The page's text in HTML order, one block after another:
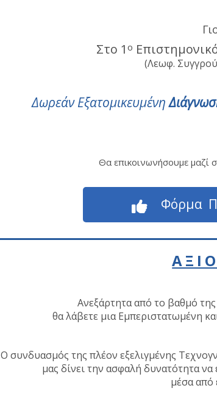
Στο 1 ο
(Λεωφ.
Δωρεάν Εξατομικευμένη
Θα επικοινωνήσουμε μαζί
Φόρμα
Α Ξ Ι
Ανεξάρτητα από το βαθμό
θα λάβετε μια Εμπεριστατωμένη
Ο συνδυασμός της πλέον εξελιγμένης
μας δίνει την ασφαλή δυνατότητα
μέσα από